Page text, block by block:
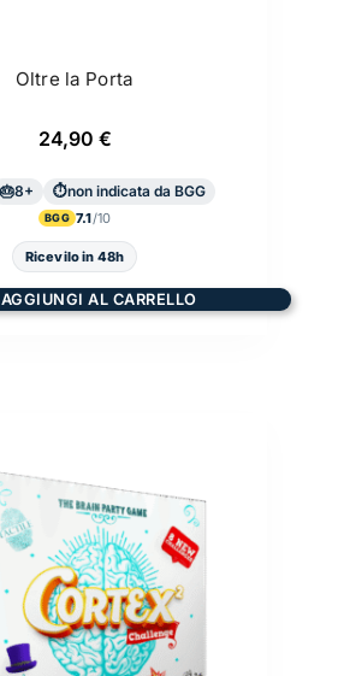
Oltre la Porta
24,90 €
8+ non indicata da BGG
BGG 7.1
Ricevilo in 48h
AGGIUNGI AL CARRELLO